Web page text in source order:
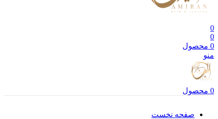
0
0
0 محصول
منو
0 محصول
صفحه نخست